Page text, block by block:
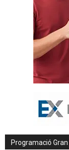
Programació